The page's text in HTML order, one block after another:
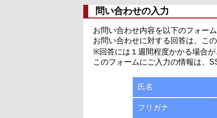
問い合わせの入力
お問い合わせ内容を以下のフォー
お問い合わせに対する回答は、こ
※回答には１週間程度かかる場合が
このフォームにご入力の情報は、
氏名
フリガナ